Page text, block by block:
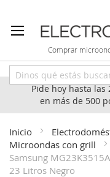
al
contenido
Comprar
Pide hoy hasta las
en más de 500
Inicio
Microondas con grill
Samsung
23 Litros Negro